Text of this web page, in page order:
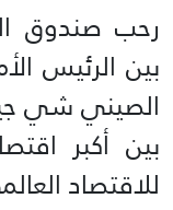
رحب صندوق
بين الرئيس
الصيني شي
بين أكبر
للاقتصاد